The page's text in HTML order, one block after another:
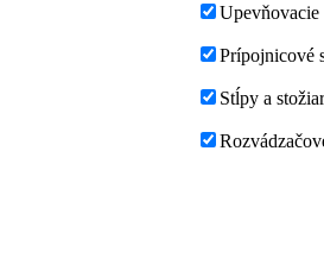
Upevňovacie
Prípojnicové
Stĺpy a